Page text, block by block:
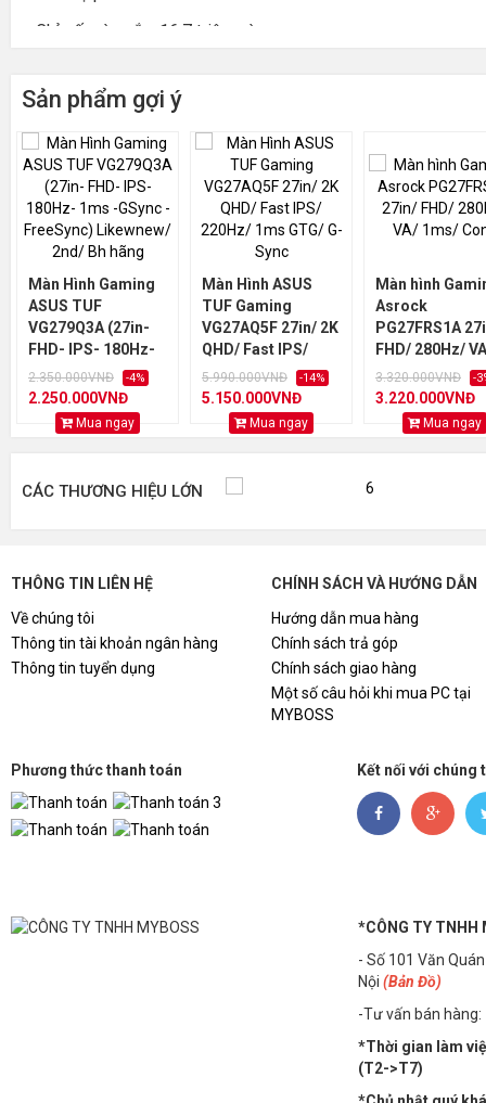
• Chỉ số màu sắc: 16.7 triệu màu
• Hỗ trợ tiêu chuẩn: VESA (100 mm x 100 mm) - Low Blue
• Cổng cắm kết nối: HDMI(v1.4) x 1, VGA x 1, Headphone
• Phụ kiện trong hộp: Dây nguồn, Dây HDMI
Sản phẩm gợi ý
Màn Hình Gaming
ASUS TUF
VG279Q3A (27in-
FHD- IPS- 180Hz-
1ms -GSync -
FreeSync)
Likewnew/ 2nd/ Bh
hãng
2.350.000VNĐ -4%
2.250.000VNĐ
Mua ngay
Màn Hình ASUS
TUF Gaming
VG27AQ5F 27in/ 2K
QHD/ Fast IPS/
220Hz/ 1ms GTG/
G-Sync
5.990.000VNĐ -14%
5.150.000VNĐ
Mua ngay
Màn hình
Asrock
PG27FRS1A
FHD/ 280Hz/
1ms/ Cong
3.320.000VNĐ -
3.220.000VNĐ
Mua ngay
CÁC THƯƠNG HIỆU LỚN
THÔNG TIN LIÊN HỆ
Về chúng tôi
Thông tin tài khoản ngân hàng
Thông tin tuyển dụng
CHÍNH SÁCH VÀ HƯỚNG DẪN
Hướng dẫn mua hàng
Chính sách trả góp
Chính sách giao hàng
Một số câu hỏi khi mua PC tại
MYBOSS
Phương thức thanh toán Kết nối với chúng
*CÔNG TY TNHH
- Số 101 Văn
Nội (Bản Đồ)
-Tư vấn bán hàng:
*Thời gian làm
(T2->T7)